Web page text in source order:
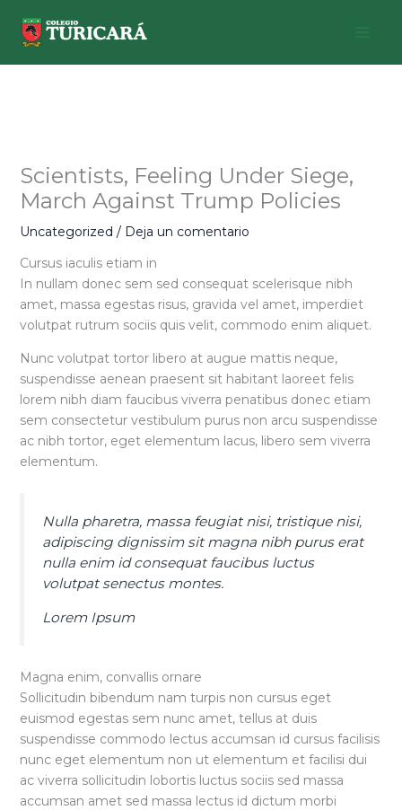
contenido
Scientists, Feeling Under Siege,
March Against Trump Policies
Uncategorized / Deja un comentario
Cursus iaculis etiam in
In nullam donec sem sed consequat scelerisque nibh
amet, massa egestas risus, gravida vel amet, imperdiet
volutpat rutrum sociis quis velit, commodo enim aliquet.
Nunc volutpat tortor libero at augue mattis neque,
suspendisse aenean praesent sit habitant laoreet felis
lorem nibh diam faucibus viverra penatibus donec etiam
sem consectetur vestibulum purus non arcu suspendisse
ac nibh tortor, eget elementum lacus, libero sem viverra
elementum.
Nulla pharetra, massa feugiat nisi, tristique nisi,
adipiscing dignissim sit magna nibh purus erat
nulla enim id consequat faucibus luctus
volutpat senectus montes.
Lorem Ipsum
Magna enim, convallis ornare
Sollicitudin bibendum nam turpis non cursus eget
euismod egestas sem nunc amet, tellus at duis
suspendisse commodo lectus accumsan id cursus facilisis
nunc eget elementum non ut elementum et facilisi dui
ac viverra sollicitudin lobortis luctus sociis sed massa
accumsan amet sed massa lectus id dictum morbi